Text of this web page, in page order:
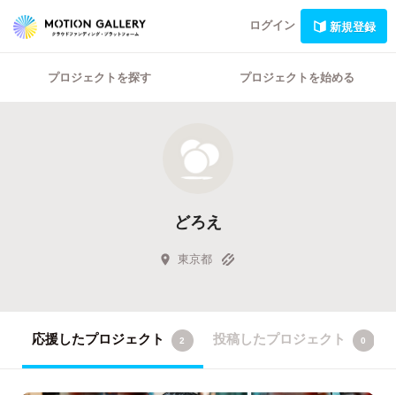
ログイン 新規登録
プロジェクトを探す プロジェクトを始める
どろえ
東京都
応援したプロジェクト 2 投稿したプロジェクト 0